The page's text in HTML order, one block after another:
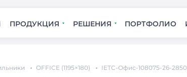
ПРОДУКЦИЯ РЕШЕНИЯ ПОРТФОЛИО
OFFICE (1195×180) IETC-Офис-108075-26-